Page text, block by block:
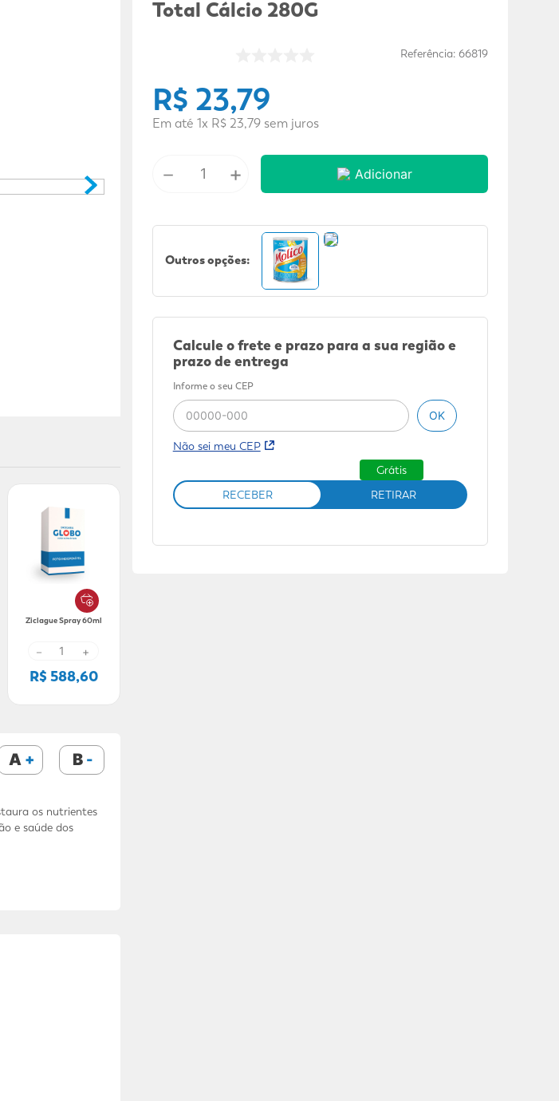
Ziclague Spray 60ml
－ +
R$ 588,60
A B
os nutrientes
e saúde dos
Total Cálcio 280G
Referência:66819
R$ 23,79
Em até 1x R$ 23,79sem juros
－ + Adicionar
Outros opções:
Calcule o frete e prazo para a sua região e
prazo de entrega
Informe o seu CEP
OK
Não sei meu CEP
RECEBER RETIRAR
Grátis